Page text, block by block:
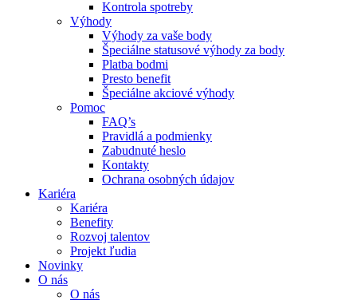
Kontrola spotreby
Výhody
Výhody za vaše body
Špeciálne statusové výhody za body
Platba bodmi
Presto benefit
Špeciálne akciové výhody
Pomoc
FAQ’s
Pravidlá a podmienky
Zabudnuté heslo
Kontakty
Ochrana osobných údajov
Kariéra
Kariéra
Benefity
Rozvoj talentov
Projekt ľudia
Novinky
O nás
O nás